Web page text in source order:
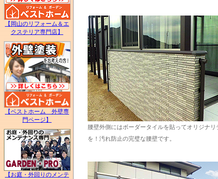
【岡山のリフォーム＆エ
クステリア専門店】
【ベストホーム 外壁専
門ページ】
【お庭・外回りのメンテ
腰壁外側にはボーダータイルを貼ってオリジナリ
を！汚れ防止の完璧な腰壁です。